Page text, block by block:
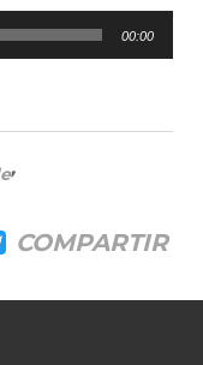
00:00
,
TWITTER
COMPARTIR